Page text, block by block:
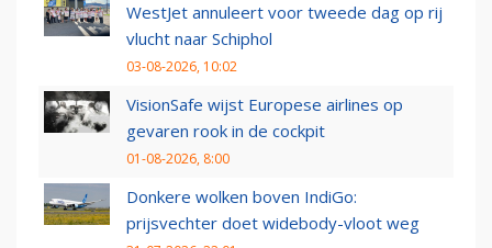
WestJet annuleert voor tweede dag op rij
vlucht naar Schiphol
03-08-2026, 10:02
VisionSafe wijst Europese airlines op
gevaren rook in de cockpit
01-08-2026, 8:00
Donkere wolken boven IndiGo:
prijsvechter doet widebody-vloot weg